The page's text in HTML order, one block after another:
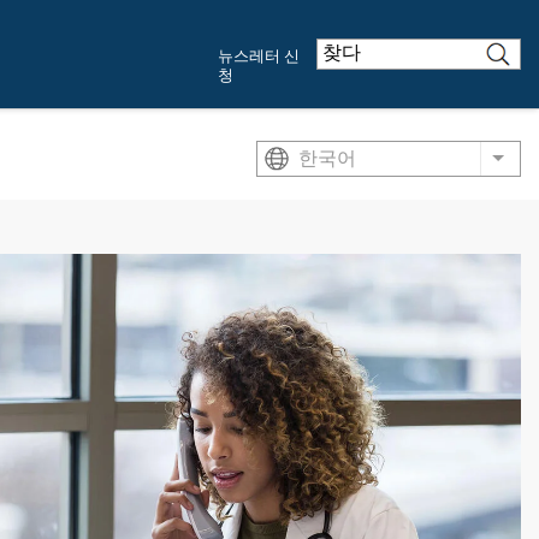
뉴스레터 신
청
한국어 List